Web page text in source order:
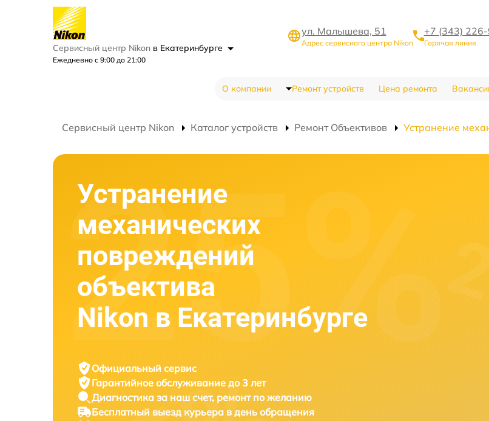
Сервисный центр Nikon в Екатеринбурге
Ежедневно с 9:00 до 21:00
ул. Малышева, 51
Адрес сервисного центра Nikon
+7 (343)
Горячая линия
О компании Ремонт устройств Цена ремонта
Сервисный центр Nikon Каталог устройств Ремонт Объективов Устранение
Устранение
механических
повреждений
объектива
Nikon в Екатеринбурге
Официальный сервис
Гарантийное обслуживание до 3 лет
Диагностика за наш счет, ремонт по желанию
Бесплатный выезд курьера в день обращения